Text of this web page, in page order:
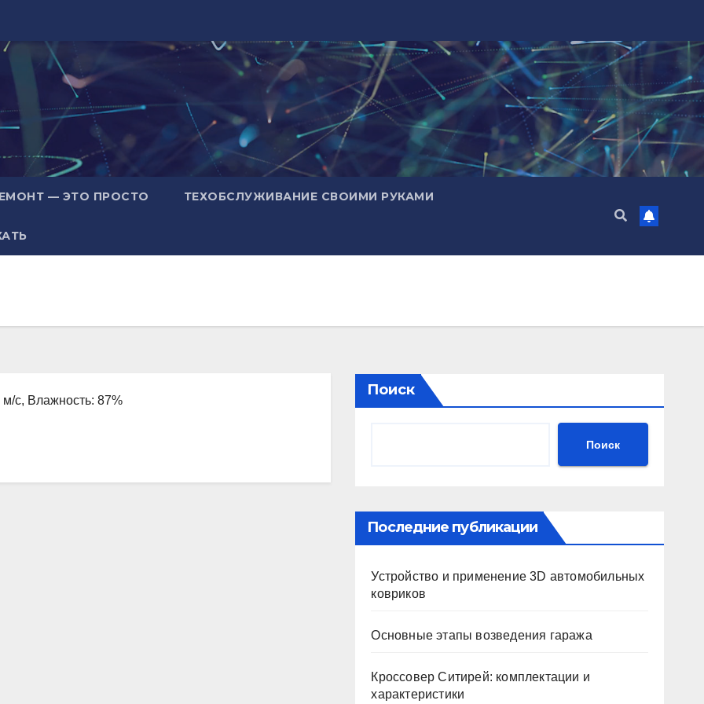
— ЭТО ПРОСТО ТЕХОБСЛУЖИВАНИЕ СВОИМИ РУКАМИ
с, Влажность: 87%
Поиск
Поиск
Последние публикации
Устройство и применение 3D автомобильных
ковриков
Основные этапы возведения гаража
Кроссовер Ситирей: комплектации и
характеристики